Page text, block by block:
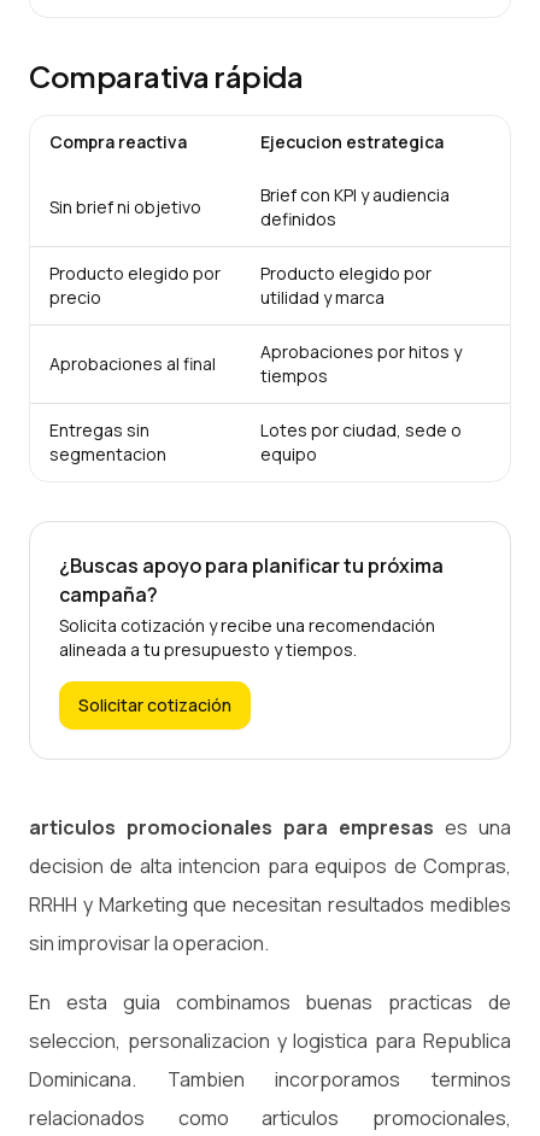
Comparativa rápida
Compra reactiva Ejecucion estrategica
Sin brief ni objetivo
Brief con KPI y audiencia
definidos
Producto elegido por
precio
Producto elegido por
utilidad y marca
Aprobaciones al final
Aprobaciones por hitos y
tiempos
Entregas sin
segmentacion
Lotes por ciudad, sede o
equipo
¿Buscas apoyo para planificar tu próxima
campaña?
Solicita cotización y recibe una recomendación
alineada a tu presupuesto y tiempos.
Solicitar cotización
articulos promocionales para empresas es una
decision de alta intencion para equipos de Compras,
RRHH y Marketing que necesitan resultados medibles
sin improvisar la operacion.
En esta guia combinamos buenas practicas de
seleccion, personalizacion y logistica para Republica
Dominicana. Tambien incorporamos terminos
relacionados como articulos promocionales,